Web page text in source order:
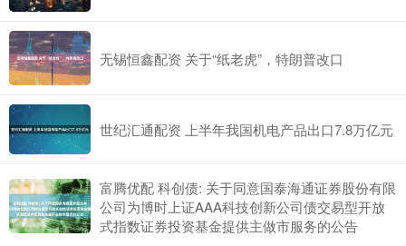
无锡恒鑫配资 关于“纸老虎”，特朗普改口
世纪汇通配资 上半年我国机电产品出口7.8万亿元
富腾优配 科创债: 关于同意国泰海通证券股份有限
公司为博时上证AAA科技创新公司债交易型开放
式指数证券投资基金提供主做市服务的公告